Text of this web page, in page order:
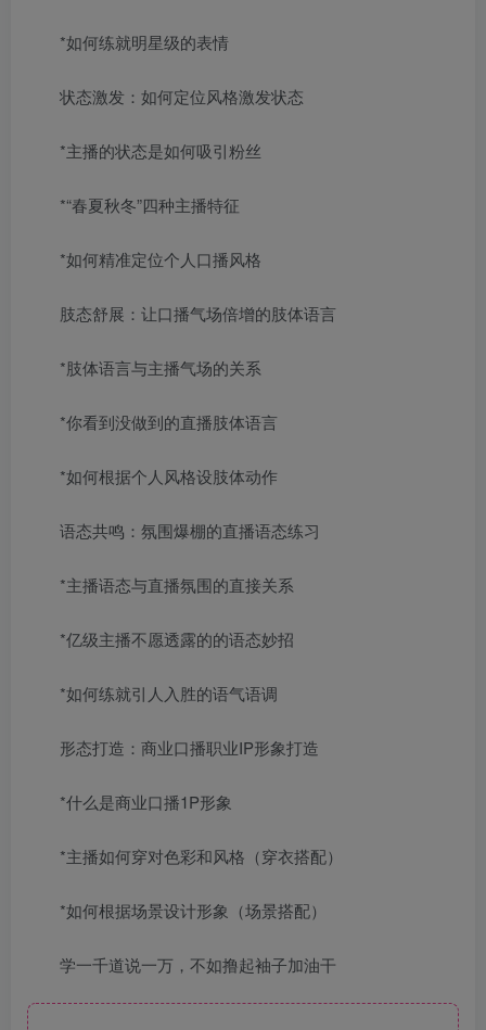
*如何练就明星级的表情
状态激发：如何定位风格激发状态
*主播的状态是如何吸引粉丝
*“春夏秋冬”四种主播特征
*如何精准定位个人口播风格
肢态舒展：让口播气场倍增的肢体语言
*肢体语言与主播气场的关系
*你看到没做到的直播肢体语言
*如何根据个人风格设肢体动作
语态共鸣：氛围爆棚的直播语态练习
*主播语态与直播氛围的直接关系
*亿级主播不愿透露的的语态妙招
*如何练就引人入胜的语气语调
形态打造：商业口播职业IP形象打造
*什么是商业口播1P形象
*主播如何穿对色彩和风格（穿衣搭配）
*如何根据场景设计形象（场景搭配）
学一千道说一万，不如撸起袖子加油干